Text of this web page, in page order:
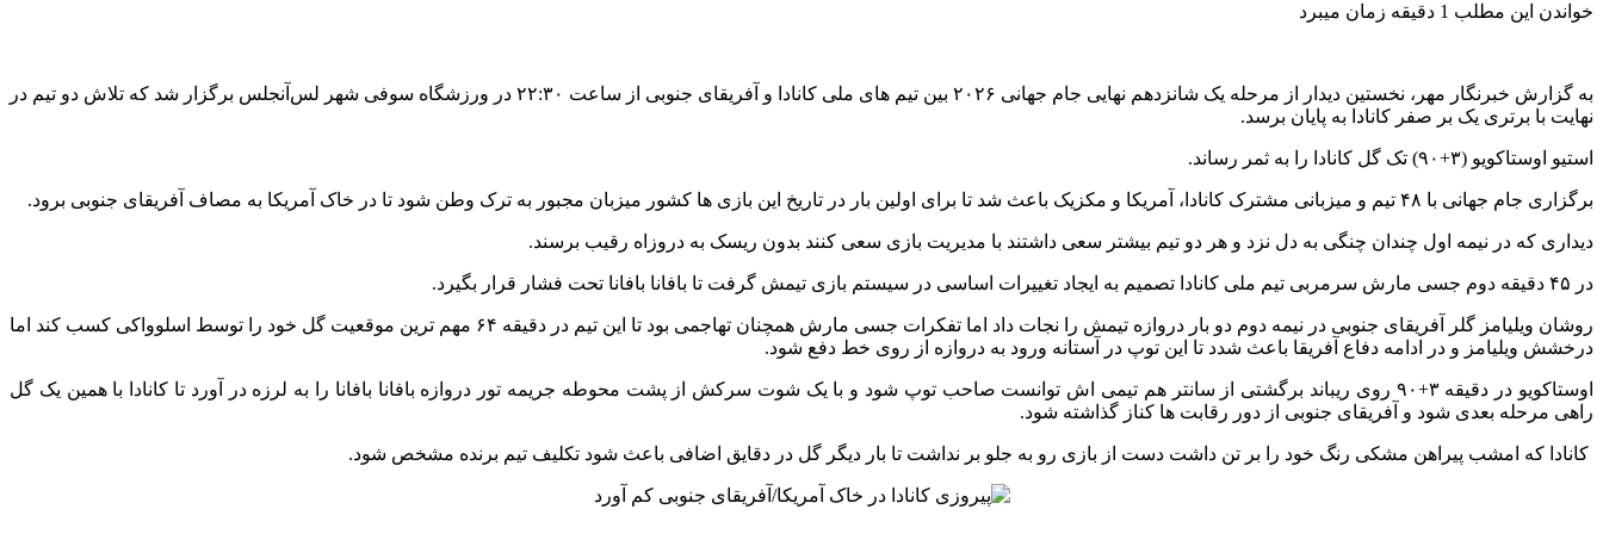
خواندن این مطلب 1 دقیقه زمان میبرد
به گزارش خبرنگار مهر، نخستین دیدار از مرحله یک شانزدهم نهایی جام جهانی ۲۰۲۶ بین تیم های ملی کانادا و آفریقای جنوبی از ساعت ۲۲:۳۰ در ورزشگاه سوفی شهر لس‌آنجلس برگزار شد که تلاش دو تیم در
نهایت با برتری یک بر صفر کانادا به پایان برسد.
استیو اوستاکویو (۳+۹۰) تک گل کانادا را به ثمر رساند.
برگزاری جام جهانی با ۴۸ تیم و میزبانی مشترک کانادا، آمریکا و مکزیک باعث شد تا برای اولین بار در تاریخ این بازی ها کشور میزبان مجبور به ترک وطن شود تا در خاک آمریکا به مصاف آفریقای جنوبی برود.
دیداری که در نیمه اول چندان چنگی به دل نزد و هر دو تیم بیشتر سعی داشتند با مدیریت بازی سعی کنند بدون ریسک به دروزاه رقیب برسند.
در ۴۵ دقیقه دوم جسی مارش سرمربی تیم ملی کانادا تصمیم به ایجاد تغییرات اساسی در سیستم بازی تیمش گرفت تا بافانا بافانا تحت فشار قرار بگیرد.
روشان ویلیامز گلر آفریقای جنوبی در نیمه دوم دو بار دروازه تیمش را نجات داد اما تفکرات جسی مارش همچنان تهاجمی بود تا این تیم در دقیقه ۶۴ مهم ترین موقعیت گل خود را توسط اسلوواکی کسب کند اما
درخشش ویلیامز و در ادامه دفاع آفریقا باعث شدد تا این توپ در آستانه ورود به دروازه از روی خط دفع شود.
اوستاکویو در دقیقه ۳+۹۰ روی ریباند برگشتی از سانتر هم تیمی اش توانست صاحب توپ شود و با یک شوت سرکش از پشت محوطه جریمه تور دروازه بافانا بافانا را به لرزه در آورد تا کانادا با همین یک گل
راهی مرحله بعدی شود و آفریقای جنوبی از دور رقابت ها کناز گذاشته شود.
کانادا که امشب پیراهن مشکی رنگ خود را بر تن داشت دست از بازی رو به جلو بر نداشت تا بار دیگر گل در دقایق اضافی باعث شود تکلیف تیم برنده مشخص شود.